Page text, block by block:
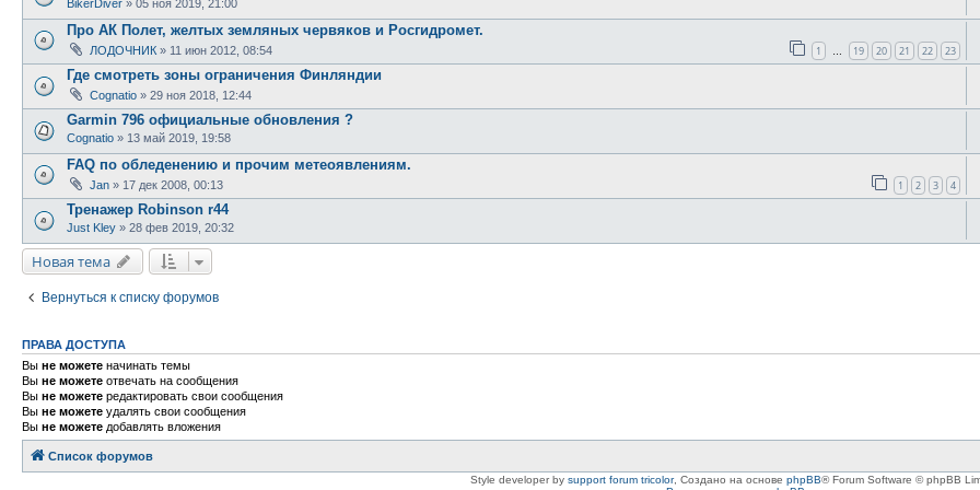
BikerDiver » 05 ноя 2019, 21:00
Про АК Полет, желтых земляных червяков и Росгидромет.
ЛОДОЧНИК » 11 июн 2012, 08:54 1 … 19 20 21 22 23
Где смотреть зоны ограничения Финляндии
Cognatio » 29 ноя 2018, 12:44
Garmin 796 официальные обновления ?
Cognatio » 13 май 2019, 19:58
FAQ по обледенению и прочим метеоявлениям.
Jan » 17 дек 2008, 00:13 1 2 3 4
Тренажер Robinson r44
Just Kley » 28 фев 2019, 20:32
Новая тема
Вернуться к списку форумов
ПРАВА ДОСТУПА
Вы не можете начинать темы
Вы не можете отвечать на сообщения
Вы не можете редактировать свои сообщения
Вы не можете удалять свои сообщения
Вы не можете добавлять вложения
Список форумов
Style developer by support forum tricolor, Создано на основе phpBB® Forum Software © phpBB